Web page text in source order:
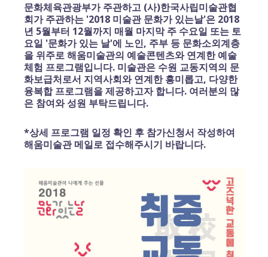
문화체육관광부가 주관하고 (사)한국사립미술관협
회가 주관하는 '2018 미술관 문화가 있는날'은 2018
년 5월부터 12월까지 매월 마지막 주 수요일 또는 토
요일 '문화가 있는 날'에 노인, 주부 등 문화소외계층
을 위주로 해움미술관의 예술콘텐츠와 연계한 예술
체험 프로그램입니다. 미술관은 수원 교동지역의 문
화보급처로서 지역사회와 연계한 흥미롭고, 다양한
융복합 프로그램을 제공하고자 합니다. 여러분의 많
은 참여와 성원 부탁드립니다.
*상세 프로그램 일정 확인 후 참가신청서 작성하여
해움미술관 메일로 접수해주시기 바랍니다.